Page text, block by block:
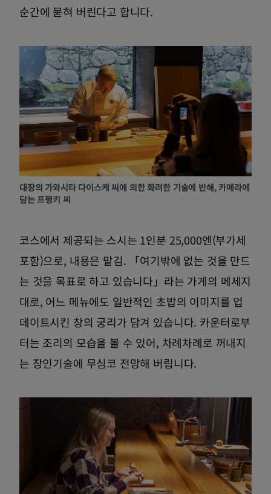
순간에 묻혀 버린다고 합니다.
대장의 가와시타 다이스케 씨에 의한 화려한 기술에 반해, 카메라에
담는 프랭키 씨
코스에서 제공되는 스시는 1인분 25,000엔(부가세
포함)으로, 내용은 맡김. 「여기밖에 없는 것을 만드
는 것을 목표로 하고 있습니다」라는 가게의 메세지
대로, 어느 메뉴에도 일반적인 초밥의 이미지를 업
데이트시킨 창의 궁리가 담겨 있습니다. 카운터로부
터는 조리의 모습을 볼 수 있어, 차례차례로 꺼내지
는 장인기술에 무심코 전망해 버립니다.